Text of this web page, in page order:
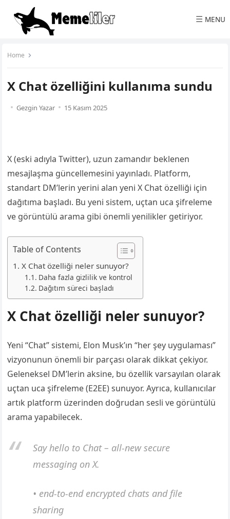
☰ MENU
Home
X Chat özelliğini kullanıma sundu
Gezgin Yazar 15 Kasım 2025
X (eski adıyla Twitter), uzun zamandır beklenen
mesajlaşma güncellemesini yayınladı. Platform,
standart DM’lerin yerini alan yeni X Chat özelliği için
dağıtıma başladı. Bu yeni sistem, uçtan uca şifreleme
ve görüntülü arama gibi önemli yenilikler getiriyor.
Table of Contents
X Chat özelliği neler sunuyor?
Daha fazla gizlilik ve kontrol
Dağıtım süreci başladı
X Chat özelliği neler sunuyor?
Yeni “Chat” sistemi, Elon Musk’ın “her şey uygulaması”
vizyonunun önemli bir parçası olarak dikkat çekiyor.
Geleneksel DM’lerin aksine, bu özellik varsayılan olarak
uçtan uca şifreleme (E2EE) sunuyor. Ayrıca, kullanıcılar
artık platform üzerinden doğrudan sesli ve görüntülü
arama yapabilecek.
Say hello to Chat – all-new secure
messaging on X.
• end-to-end encrypted chats and file
sharing